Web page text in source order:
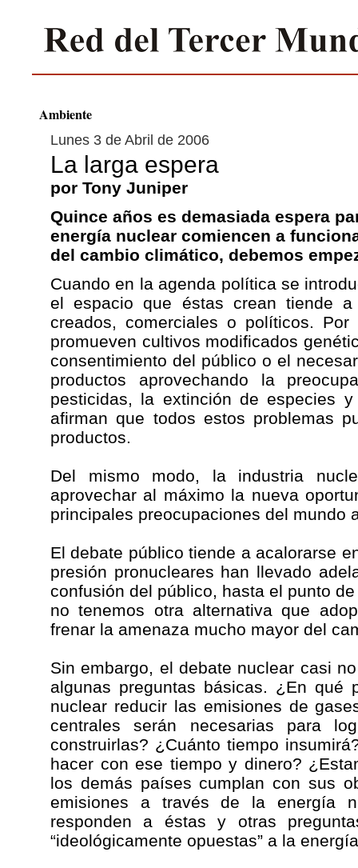
Ambiente
Lunes 3 de Abril de 2006
La larga espera
por Tony Juniper
Quince años es demasiada espera
energía nuclear comiencen a
del cambio climático, debemos
Cuando en la agenda política se
el espacio que éstas crean tiende
creados, comerciales o políticos.
promueven cultivos modificados
consentimiento del público o el
productos aprovechando la
pesticidas, la extinción de especies
afirman que todos estos problemas
productos.
Del mismo modo, la industria
aprovechar al máximo la nueva
principales preocupaciones del mundo
El debate público tiende a acalorarse
presión pronucleares han llevado
confusión del público, hasta el punto
no tenemos otra alternativa que
frenar la amenaza mucho mayor del
Sin embargo, el debate nuclear casi
algunas preguntas básicas. ¿En qué
nuclear reducir las emisiones de
centrales serán necesarias para
construirlas? ¿Cuánto tiempo
hacer con ese tiempo y dinero?
los demás países cumplan con sus
emisiones a través de la energía
responden a éstas y otras
“ideológicamente opuestas” a la